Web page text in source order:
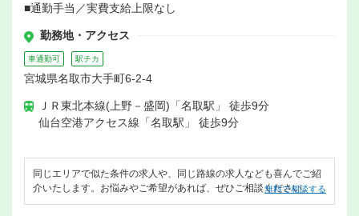
■通勤手当／実費支給上限なし
勤務地・アクセス
車通勤可 駅チカ
宮城県名取市大手町6‐2‐4
ＪＲ東北本線(上野－盛岡)「名取駅」 徒歩9分
仙台空港アクセス線「名取駅」 徒歩9分
同じエリアで似た条件の求人や、同じ路線の求人なども喜んでご紹
介いたします。お悩みやご希望があれば、ぜひご相談ください。
無料で相談する